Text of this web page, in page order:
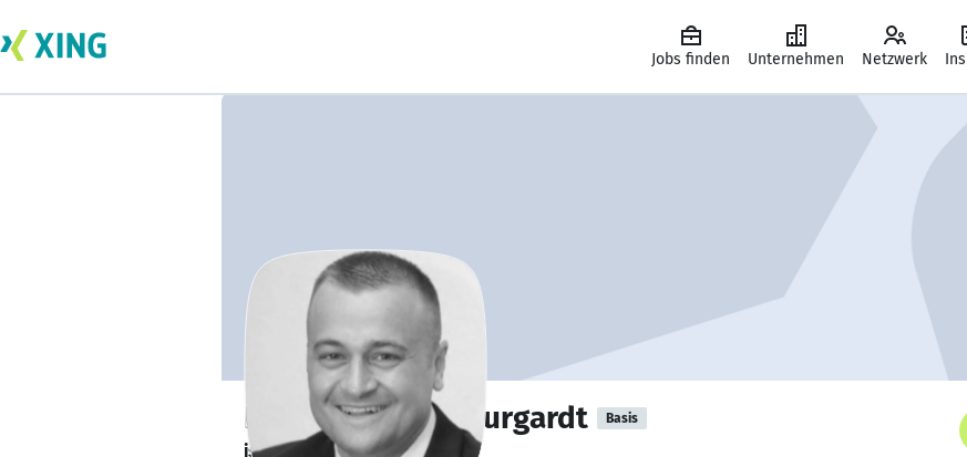
Jobs finden Unternehmen Netzwerk
Dipl.-Ing. Denis Burgardt Basis
ist offen für Projekte. 🔎